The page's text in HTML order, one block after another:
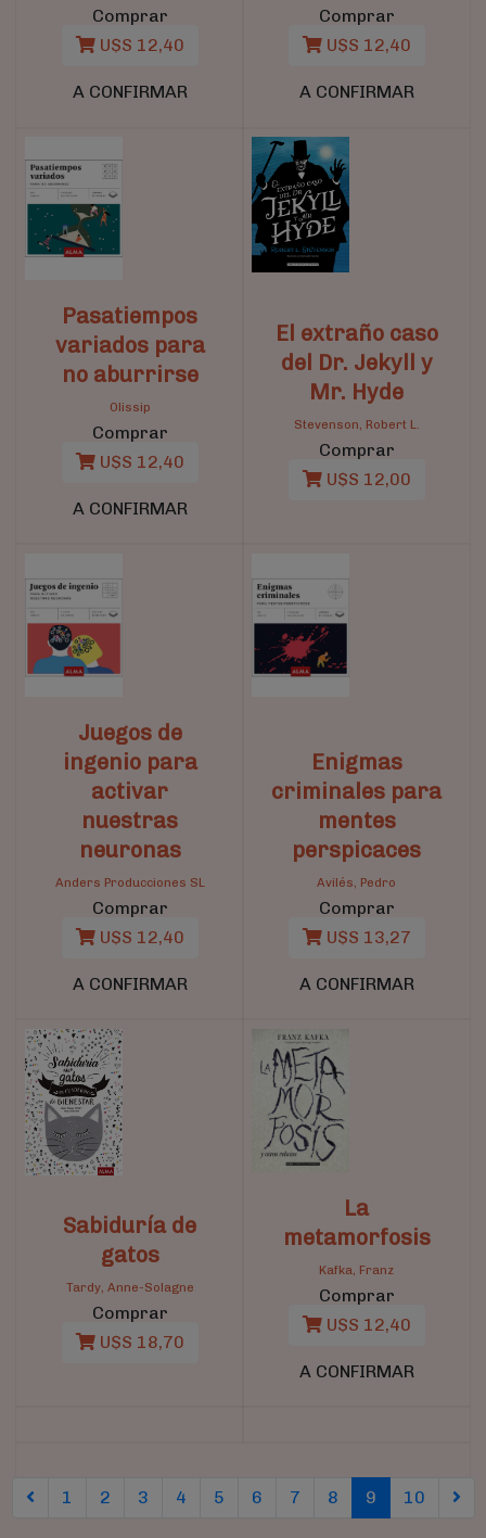
Comprar
U$S 12,40
A CONFIRMAR
Comprar
U$S 12,40
A CONFIRMAR
Pasatiempos
variados para
no aburrirse
Olissip
Comprar
U$S 12,40
A CONFIRMAR
El extraño caso
del Dr. Jekyll y
Mr. Hyde
Stevenson, Robert L.
Comprar
U$S 12,00
Juegos de
ingenio para
activar
nuestras
neuronas
Anders Producciones SL
Comprar
U$S 12,40
A CONFIRMAR
Enigmas
criminales para
mentes
perspicaces
Avilés, Pedro
Comprar
U$S 13,27
A CONFIRMAR
Sabiduría de
gatos
Tardy, Anne-Solagne
Comprar
U$S 18,70
La
metamorfosis
Kafka, Franz
Comprar
U$S 12,40
A CONFIRMAR
1 2 3 4 5 6 7 8 9(current)
10